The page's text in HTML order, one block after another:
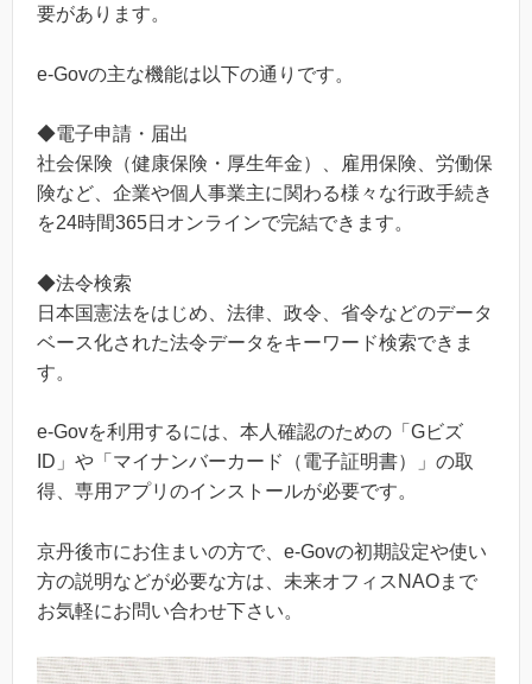
要があります。
e-Govの主な機能は以下の通りです。
◆電子申請・届出
社会保険（健康保険・厚生年金）、雇用保険、労働保
険など、企業や個人事業主に関わる様々な行政手続き
を24時間365日オンラインで完結できます。
◆法令検索
日本国憲法をはじめ、法律、政令、省令などのデータ
ベース化された法令データをキーワード検索できま
す。
e-Govを利用するには、本人確認のための「Gビズ
ID」や「マイナンバーカード（電子証明書）」の取
得、専用アプリのインストールが必要です。
京丹後市にお住まいの方で、e-Govの初期設定や使い
方の説明などが必要な方は、未来オフィスNAOまで
お気軽にお問い合わせ下さい。